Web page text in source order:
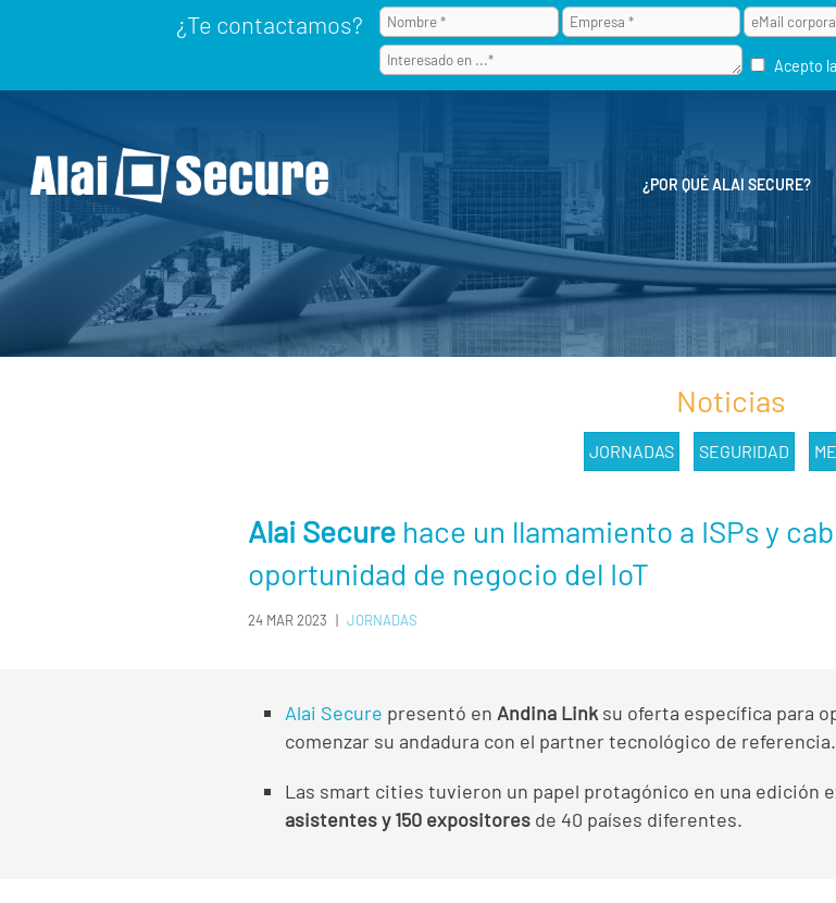
¿Te contactamos?
Acepto la
¿POR QUÉ ALAI SECURE?
Noticias
JORNADAS SEGURIDAD
Alai Secure hace un llamamiento a ISPs y
oportunidad de negocio del IoT
24 MAR 2023 | JORNADAS
Alai Secure presentó en Andina Linksu oferta específica para
comenzar su andadura con el partner tecnológico de referencia.
Las smart cities tuvieron un papel protagónico en una edición
asistentes y 150 expositoresde 40 países diferentes.